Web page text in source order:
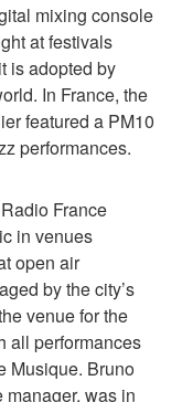
mixing console
at festivals
is adopted by
In France, the
featured a PM10
performances.
France
in venues
open air
by the city’s
venue for the
all performances
Musique. Bruno
manager, was in